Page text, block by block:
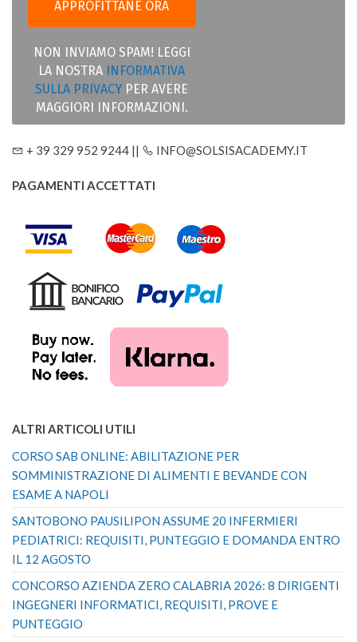
NON INVIAMO SPAM! LEGGI
LA NOSTRA
INFORMATIVA
SULLA PRIVACY PER AVERE
MAGGIORI INFORMAZIONI.
+ 39 329 952 9244 || INFO@SOLSISACADEMY.IT
PAGAMENTI ACCETTATI
ALTRI ARTICOLI UTILI
CORSO SAB ONLINE: ABILITAZIONE PER
SOMMINISTRAZIONE DI ALIMENTI E BEVANDE CON
ESAME A NAPOLI
SANTOBONO PAUSILIPON ASSUME 20 INFERMIERI
PEDIATRICI: REQUISITI, PUNTEGGIO E DOMANDA ENTRO
IL 12 AGOSTO
CONCORSO AZIENDA ZERO CALABRIA 2026: 8 DIRIGENTI
INGEGNERI INFORMATICI, REQUISITI, PROVE E
PUNTEGGIO